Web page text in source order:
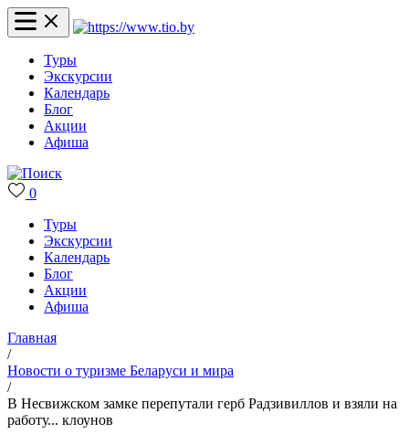
Туры
Экскурсии
Календарь
Блог
Акции
Афиша
0
Туры
Экскурсии
Календарь
Блог
Акции
Афиша
Главная
/
Новости о туризме Беларуси и мира
/
В Несвижском замке перепутали герб Радзивиллов и взяли на
работу... клоунов